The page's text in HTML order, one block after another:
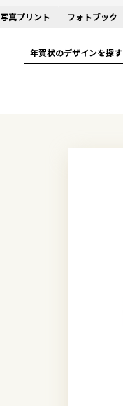
写真プリント フォトブック
年賀状のデザインを探す